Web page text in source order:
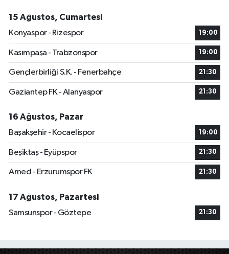
15 Ağustos, Cumartesi
Konyaspor - Rizespor
19:00
Kasımpaşa - Trabzonspor 19:00
Gençlerbirliği S.K. - Fenerbahçe 21:30
Gaziantep FK - Alanyaspor 21:30
16 Ağustos, Pazar
Başakşehir - Kocaelispor
19:00
Beşiktaş - Eyüpspor 21:30
Amed - Erzurumspor FK 21:30
17 Ağustos, Pazartesi
Samsunspor - Göztepe
21:30